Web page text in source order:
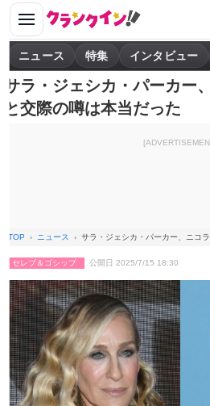
ニュース 特集 インタビュー
サラ・ジェシカ・パーカー
と交際の噂は本当だった
TOP ニュース サラ・ジェシカ・パーカー、ニコ
セレブ＆ゴシップ 公開日 2025/7/15 18:30